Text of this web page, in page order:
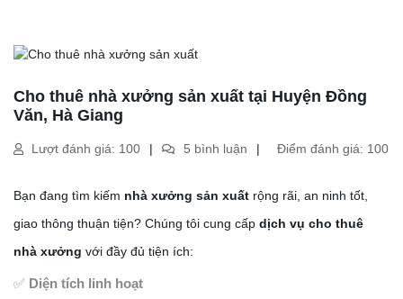
Cho thuê nhà xưởng sản xuất tại Huyện Đồng
Văn, Hà Giang
Lượt đánh giá: 100 5 bình luận Điểm đánh giá: 100
Bạn đang tìm kiếm nhà xưởng sản xuất rộng rãi, an ninh tốt,
giao thông thuận tiện? Chúng tôi cung cấp dịch vụ cho thuê
nhà xưởng với đầy đủ tiện ích:
✅ Diện tích linh hoạt